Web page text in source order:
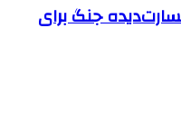
خسارت‌دیده جنگ برای